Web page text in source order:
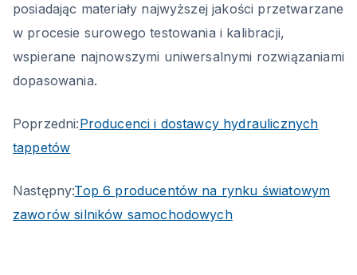
posiadając materiały najwyższej jakości przetwarzane
w procesie surowego testowania i kalibracji,
wspierane najnowszymi uniwersalnymi rozwiązaniami
dopasowania.
Poprzedni:Producenci i dostawcy hydraulicznych
tappetów
Następny:Top 6 producentów na rynku światowym
zaworów silników samochodowych